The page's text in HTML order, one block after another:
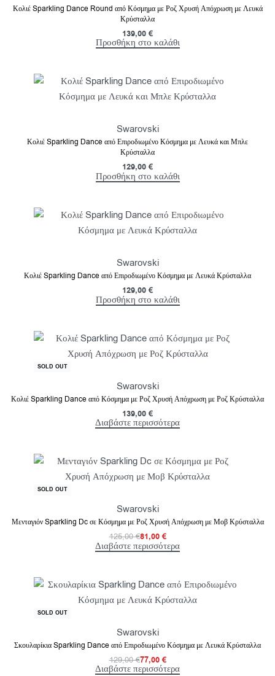
Κολιέ Sparkling Dance Round από Κόσμημα με Ροζ Χρυσή Απόχρωση με Λευκά
Κρύσταλλα
139,00 €
Προσθήκη στο καλάθι
Swarovski
Κολιέ Sparkling Dance από Επιροδιωμένο Κόσμημα με Λευκά και Μπλε
Κρύσταλλα
129,00 €
Προσθήκη στο καλάθι
Swarovski
Κολιέ Sparkling Dance από Επιροδιωμένο Κόσμημα με Λευκά Κρύσταλλα
129,00 €
Προσθήκη στο καλάθι
SOLD OUT
Swarovski
Κολιέ Sparkling Dance από Κόσμημα με Ροζ Χρυσή Απόχρωση με Ροζ Κρύσταλλα
139,00 €
Διαβάστε περισσότερα
-35% OFF
SOLD OUT
Swarovski
Μενταγιόν Sparkling Dc σε Κόσμημα με Ροζ Χρυσή Απόχρωση με Μοβ Κρύσταλλα
125,00€81,00 €
Διαβάστε περισσότερα
-40% OFF
SOLD OUT
Swarovski
Σκουλαρίκια Sparkling Dance από Επιροδιωμένο Κόσμημα με Λευκά Κρύσταλλα
129,00€77,00 €
Διαβάστε περισσότερα